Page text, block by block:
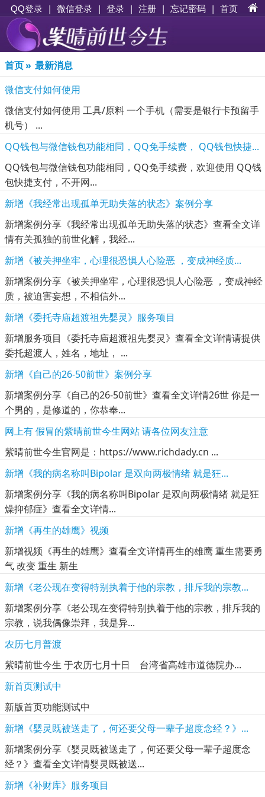
QQ登录 | 微信登录 | 登录 | 注册 | 忘记密码 | 首页
首页» 最新消息
微信支付如何使用
微信支付如何使用 工具/原料 一个手机（需要是银行卡预留手
机号） ...
QQ钱包与微信钱包功能相同，QQ免手续费， QQ钱包快捷...
QQ钱包与微信钱包功能相同，QQ免手续费，欢迎使用 QQ钱
包快捷支付，不开网...
新增《我经常出现孤单无助失落的状态》案例分享
新增案例分享《我经常出现孤单无助失落的状态》查看全文详
情有关孤独的前世化解，我经...
新增《被关押坐牢，心理很恐惧人心险恶 ，变成神经质...
新增案例分享《被关押坐牢，心理很恐惧人心险恶 ，变成神经
质，被迫害妄想，不相信外...
新增《委托寺庙超渡祖先婴灵》服务项目
新增服务项目《委托寺庙超渡祖先婴灵》查看全文详情请提供
委托超渡人，姓名，地址， ...
新增《自己的26-50前世》案例分享
新增案例分享《自己的26-50前世》查看全文详情26世 你是一
个男的，是修道的，你恭奉...
网上有 假冒的紫晴前世今生网站 请各位网友注意
紫晴前世今生官网是：https://www.richdady.cn ...
新增《我的病名称叫Bipolar 是双向两极情绪 就是狂...
新增案例分享《我的病名称叫Bipolar 是双向两极情绪 就是狂
燥抑郁症》查看全文详情...
新增《再生的雄鹰》视频
新增视频《再生的雄鹰》查看全文详情再生的雄鹰 重生需要勇
气 改变 重生 新生
新增《老公现在变得特别执着于他的宗教，排斥我的宗教...
新增案例分享《老公现在变得特别执着于他的宗教，排斥我的
宗教，说我偶像崇拜，我是异...
农历七月普渡
紫晴前世今生 于农历七月十日 台湾省高雄市道德院办...
新首页测试中
新版首页功能测试中
新增《婴灵既被送走了，何还要父母一辈子超度念经？》...
新增案例分享《婴灵既被送走了，何还要父母一辈子超度念
经？》查看全文详情婴灵既被送...
新增《补财库》服务项目